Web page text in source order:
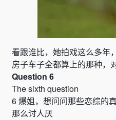
看跟谁比，她拍戏这么多年
房子车子全都算上的那种，
Question 6
The sixth question
6爆姐，想问问那些恋综的
那么讨人厌